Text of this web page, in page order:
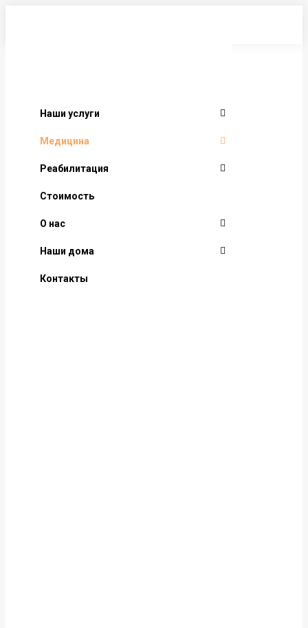
Наши услуги
Медицина
Реабилитация
Стоимость
О нас
Наши дома
Контакты